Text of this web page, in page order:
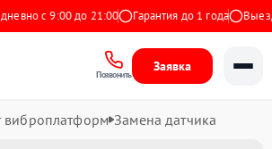
с 9:00 до 21:00 Гарантия до 1 года Выезд
Позвонить
Заявка
виброплатформ Замена датчика